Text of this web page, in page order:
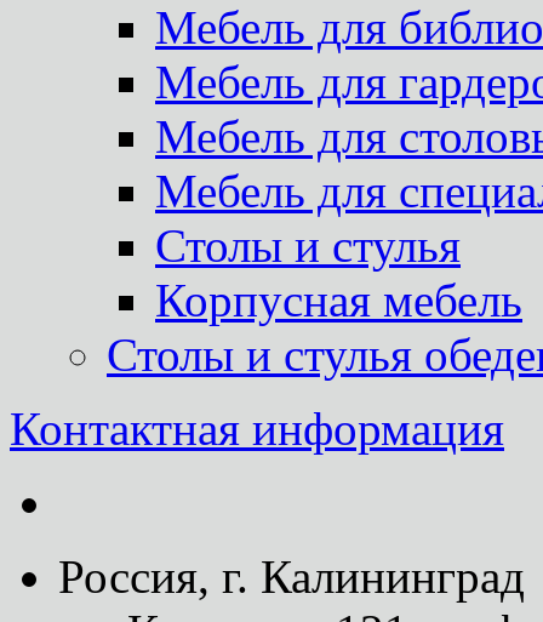
Мебель для
Мебель для
Мебель для
Мебель для
Столы и стулья
Корпусная мебель
Столы и стулья
Контактная информация
Россия, г. Калининград